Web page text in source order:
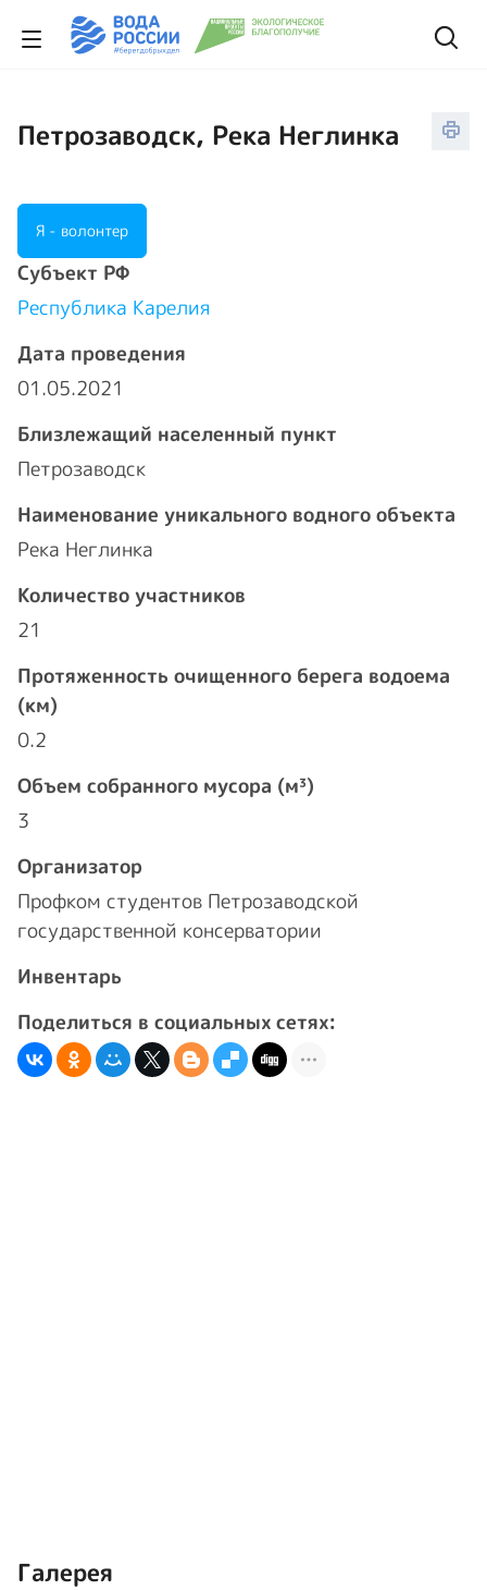
Петрозаводск, Река Неглинка
Я - волонтер
Cубъект РФ
Республика Карелия
Дата проведения
01.05.2021
Близлежащий населенный пункт
Петрозаводск
Наименование уникального водного объекта
Река Неглинка
Количество участников
21
Протяженность очищенного берега водоема
(км)
0.2
Объем собранного мусора (м³)
3
Организатор
Профком студентов Петрозаводской
государственной консерватории
Инвентарь
Поделиться в социальных сетях:
Галерея